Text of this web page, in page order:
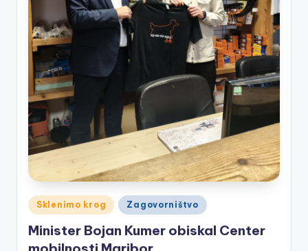
Posted
in
Sklenimo krog Zagovorništvo
Minister Bojan Kumer obiskal Center